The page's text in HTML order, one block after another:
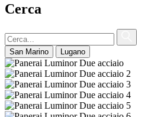
Cerca
San Marino Lugano